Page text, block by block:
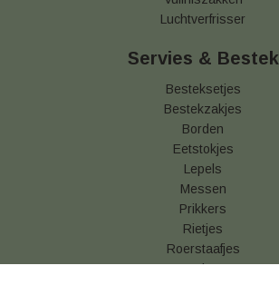
Luchtverfrisser
Servies & Bestek
Besteksetjes
Bestekzakjes
Borden
Eetstokjes
Lepels
Messen
Prikkers
Rietjes
Roerstaafjes
Vorken